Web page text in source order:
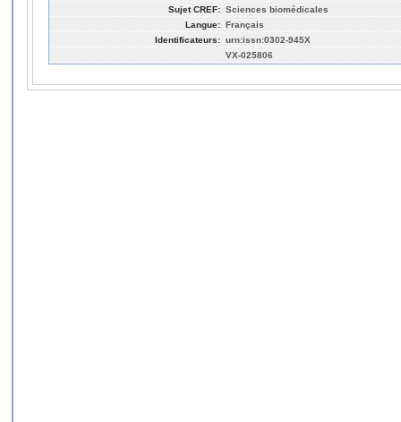
Sujet CREF: Sciences biomédicales
Langue: Français
Identificateurs: urn:issn:0302-945X
VX-025806